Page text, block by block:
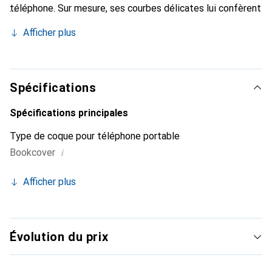
téléphone. Sur mesure, ses courbes délicates lui confèrent
et indispensable de votre smartphone. Reconnu
marque Noreve est un choix sûr pour une clientèle
exigeante.
Afficher plus
Spécifications
Spécifications principales
Type de coque pour téléphone portable
Bookcover i
Afficher plus
Évolution du prix